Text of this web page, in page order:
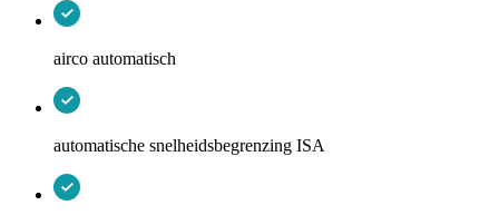
airco automatisch
automatische snelheidsbegrenzing ISA